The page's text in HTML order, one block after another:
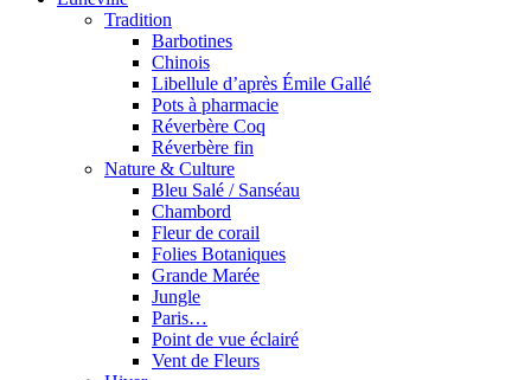
Tradition
Barbotines
Chinois
Libellule d’après Émile Gallé
Pots à pharmacie
Réverbère Coq
Réverbère fin
Nature & Culture
Bleu Salé / Sanséau
Chambord
Fleur de corail
Folies Botaniques
Grande Marée
Jungle
Paris…
Point de vue éclairé
Vent de Fleurs